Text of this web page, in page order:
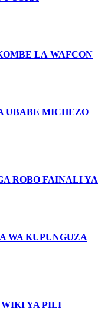
LA WAFCON
UBABE MICHEZO
ROBO FAINALI YA
WA KUPUNGUZA
WIKI YA PILI